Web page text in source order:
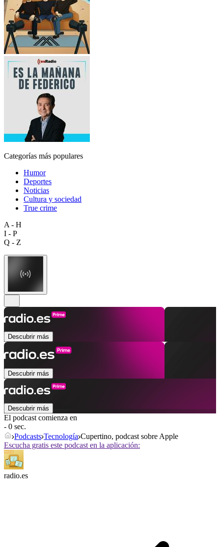
Categorías más populares
Humor
Deportes
Noticias
Cultura y sociedad
True crime
A - H
I - P
Q - Z
Descubrir más
Descubrir más
Descubrir más
El podcast comienza en
- 0 sec.
Podcasts Tecnología Cupertino, podcast sobre Apple
Escucha gratis este podcast en la aplicación:
radio.es